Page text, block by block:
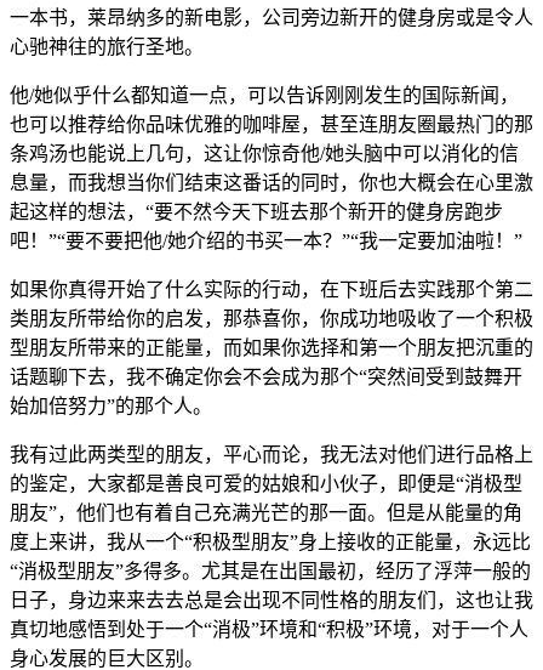
一本书，莱昂纳多的新电影，公司旁边新开的健身房或是令人
心驰神往的旅行圣地。
他/她似乎什么都知道一点，可以告诉刚刚发生的国际新闻，
也可以推荐给你品味优雅的咖啡屋，甚至连朋友圈最热门的那
条鸡汤也能说上几句，这让你惊奇他/她头脑中可以消化的信
息量，而我想当你们结束这番话的同时，你也大概会在心里激
起这样的想法，“要不然今天下班去那个新开的健身房跑步
吧！”“要不要把他/她介绍的书买一本？”“我一定要加油啦！”
如果你真得开始了什么实际的行动，在下班后去实践那个第二
类朋友所带给你的启发，那恭喜你，你成功地吸收了一个积极
型朋友所带来的正能量，而如果你选择和第一个朋友把沉重的
话题聊下去，我不确定你会不会成为那个“突然间受到鼓舞开
始加倍努力”的那个人。
我有过此两类型的朋友，平心而论，我无法对他们进行品格上
的鉴定，大家都是善良可爱的姑娘和小伙子，即便是“消极型
朋友”，他们也有着自己充满光芒的那一面。但是从能量的角
度上来讲，我从一个“积极型朋友”身上接收的正能量，永远比
“消极型朋友”多得多。尤其是在出国最初，经历了浮萍一般的
日子，身边来来去去总是会出现不同性格的朋友们，这也让我
真切地感悟到处于一个“消极”环境和“积极”环境，对于一个人
身心发展的巨大区别。